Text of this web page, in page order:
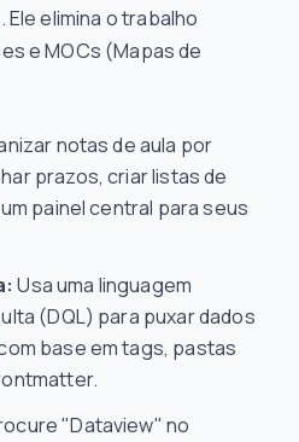
elimina o trabalho
e MOCs (Mapas de
notas de aula por
prazos, criar listas de
painel central para seus
Usa uma linguagem
(DQL) para puxar dados
base em tags, pastas
"Dataview" no